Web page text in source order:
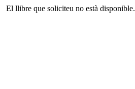
El llibre que soliciteu no està disponible.